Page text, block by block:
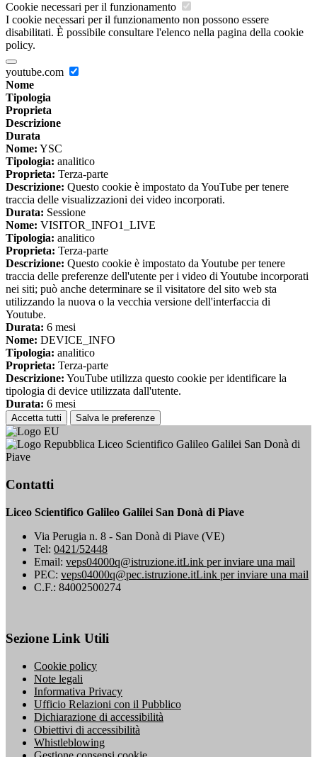
Cookie necessari per il funzionamento
I cookie necessari per il funzionamento non possono essere
disabilitati. È possibile consultare l'elenco nella pagina della cookie
policy.
youtube.com
Nome
Tipologia
Proprieta
Descrizione
Durata
Nome: YSC
Tipologia: analitico
Proprieta: Terza-parte
Descrizione: Questo cookie è impostato da YouTube per tenere
traccia delle visualizzazioni dei video incorporati.
Durata: Sessione
Nome: VISITOR_INFO1_LIVE
Tipologia: analitico
Proprieta: Terza-parte
Descrizione: Questo cookie è impostato da Youtube per tenere
traccia delle preferenze dell'utente per i video di Youtube incorporati
nei siti; può anche determinare se il visitatore del sito web sta
utilizzando la nuova o la vecchia versione dell'interfaccia di
Youtube.
Durata: 6 mesi
Nome: DEVICE_INFO
Tipologia: analitico
Proprieta: Terza-parte
Descrizione: YouTube utilizza questo cookie per identificare la
tipologia di device utilizzata dall'utente.
Durata: 6 mesi
Accetta tutti Salva le preferenze
Liceo Scientifico Galileo Galilei San Donà di
Piave
Contatti
Liceo Scientifico Galileo Galilei San Donà di Piave
Via Perugia n. 8 - San Donà di Piave (VE)
Tel: 0421/52448
Email: veps04000q@istruzione.itLink per inviare una mail
PEC: veps04000q@pec.istruzione.itLink per inviare una mail
C.F.: 84002500274
Sezione Link Utili
Cookie policy
Note legali
Informativa Privacy
Ufficio Relazioni con il Pubblico
Dichiarazione di accessibilità
Obiettivi di accessibilità
Whistleblowing